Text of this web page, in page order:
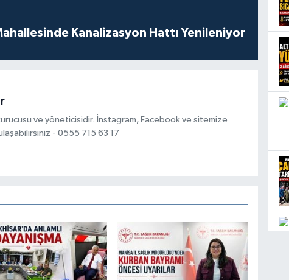
Kanalizasyon Hattı Yenileniyor
ve yöneticisidir. İnstagram, Facebook ve sitemize
- 0555 715 63 17